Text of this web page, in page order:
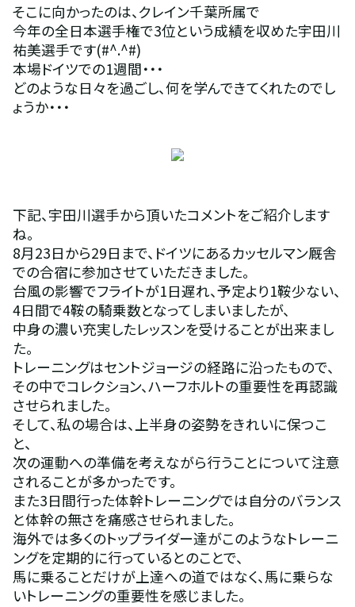
そこに向かったのは、クレイン千葉所属で
今年の全日本選手権で3位という成績を収めた宇田川
祐美選手です(#^.^#)
本場ドイツでの1週間・・・
どのような日々を過ごし、何を学んできてくれたのでし
ょうか・・・
下記、宇田川選手から頂いたコメントをご紹介します
ね。
8月23日から29日まで、ドイツにあるカッセルマン厩舎
での合宿に参加させていただきました。
台風の影響でフライトが1日遅れ、予定より1鞍少ない、
4日間で4鞍の騎乗数となってしまいましたが、
中身の濃い充実したレッスンを受けることが出来まし
た。
トレーニングはセントジョージの経路に沿ったもので、
その中でコレクション、ハーフホルトの重要性を再認識
させられました。
そして、私の場合は、上半身の姿勢をきれいに保つこ
と、
次の運動への準備を考えながら行うことについて注意
されることが多かったです。
また3日間行った体幹トレーニングでは自分のバランス
と体幹の無さを痛感させられました。
海外では多くのトップライダー達がこのようなトレーニ
ングを定期的に行っているとのことで、
馬に乗ることだけが上達への道ではなく、馬に乗らな
いトレーニングの重要性を感じました。